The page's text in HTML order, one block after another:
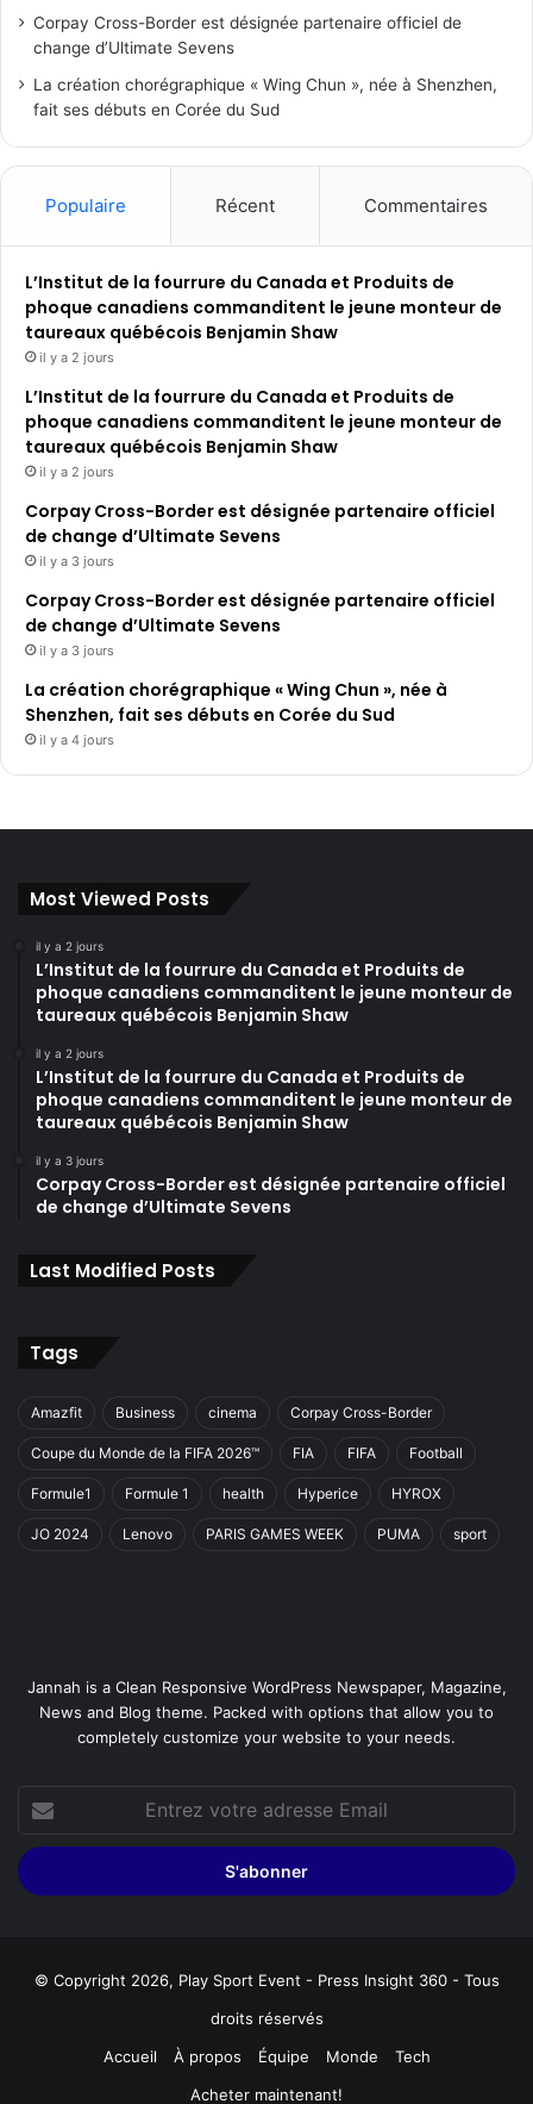
Corpay Cross-Border est désignée partenaire officiel de
change d’Ultimate Sevens
La création chorégraphique « Wing Chun », née à Shenzhen,
fait ses débuts en Corée du Sud
Populaire Récent Commentaires
L’Institut de la fourrure du Canada et Produits de
phoque canadiens commanditent le jeune monteur de
taureaux québécois Benjamin Shaw
il y a 2 jours
L’Institut de la fourrure du Canada et Produits de
phoque canadiens commanditent le jeune monteur de
taureaux québécois Benjamin Shaw
il y a 2 jours
Corpay Cross-Border est désignée partenaire officiel
de change d’Ultimate Sevens
il y a 3 jours
Corpay Cross-Border est désignée partenaire officiel
de change d’Ultimate Sevens
il y a 3 jours
La création chorégraphique « Wing Chun », née à
Shenzhen, fait ses débuts en Corée du Sud
il y a 4 jours
Most Viewed Posts
il y a 2 jours
L’Institut de la fourrure du Canada et Produits de
phoque canadiens commanditent le jeune monteur de
taureaux québécois Benjamin Shaw
il y a 2 jours
L’Institut de la fourrure du Canada et Produits de
phoque canadiens commanditent le jeune monteur de
taureaux québécois Benjamin Shaw
il y a 3 jours
Corpay Cross-Border est désignée partenaire officiel
de change d’Ultimate Sevens
Last Modified Posts
Tags
Amazfit Business cinema Corpay Cross-Border
Coupe du Monde de la FIFA 2026™ FIA FIFA Football
Formule1 Formule 1 health Hyperice HYROX
JO 2024 Lenovo PARIS GAMES WEEK PUMA sport
Jannah is a Clean Responsive WordPress Newspaper, Magazine,
News and Blog theme. Packed with options that allow you to
completely customize your website to your needs.
votre
adresse
Email
© Copyright 2026, Play Sport Event - Press Insight 360 - Tous
droits réservés
Accueil
À propos Équipe Monde
Tech
Acheter maintenant!